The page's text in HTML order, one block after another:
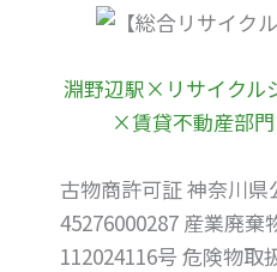
淵野辺駅×リサイクル
×賃貸不動産部
古物商許可証 神奈川
45276000287 産業廃棄
112024116号 危険物取